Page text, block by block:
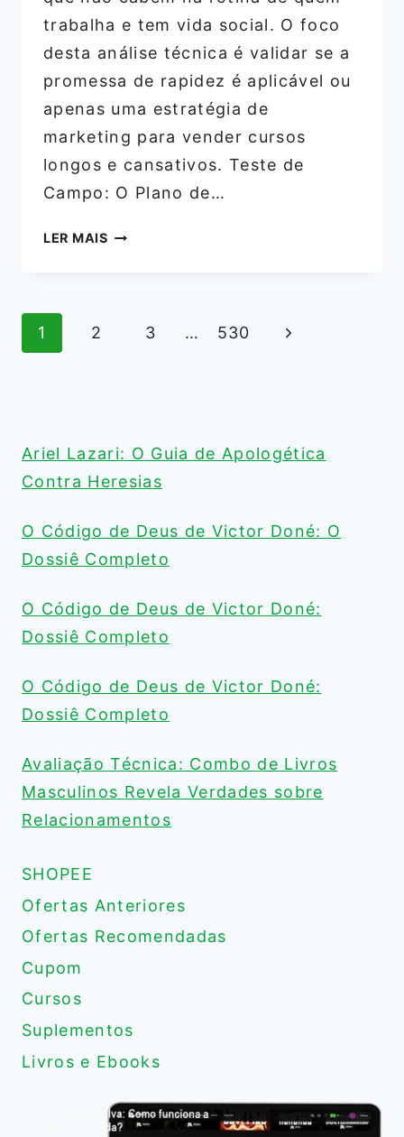
trabalha e tem vida social. O foco
desta análise técnica é validar se a
promessa de rapidez é aplicável ou
apenas uma estratégia de
marketing para vender cursos
longos e cansativos. Teste de
Campo: O Plano de…
LER MAISALICE
MAKE
Navegação
da
1 2 3 … 530
Página
Ariel Lazari: O Guia de Apologética
Contra Heresias
O Código de Deus de Victor Doné: O
Dossiê Completo
O Código de Deus de Victor Doné:
Dossiê Completo
O Código de Deus de Victor Doné:
Dossiê Completo
Avaliação Técnica: Combo de Livros
Masculinos Revela Verdades sobre
Relacionamentos
SHOPEE
Ofertas Anteriores
Ofertas Recomendadas
Cupom
Cursos
Suplementos
Livros e Ebooks